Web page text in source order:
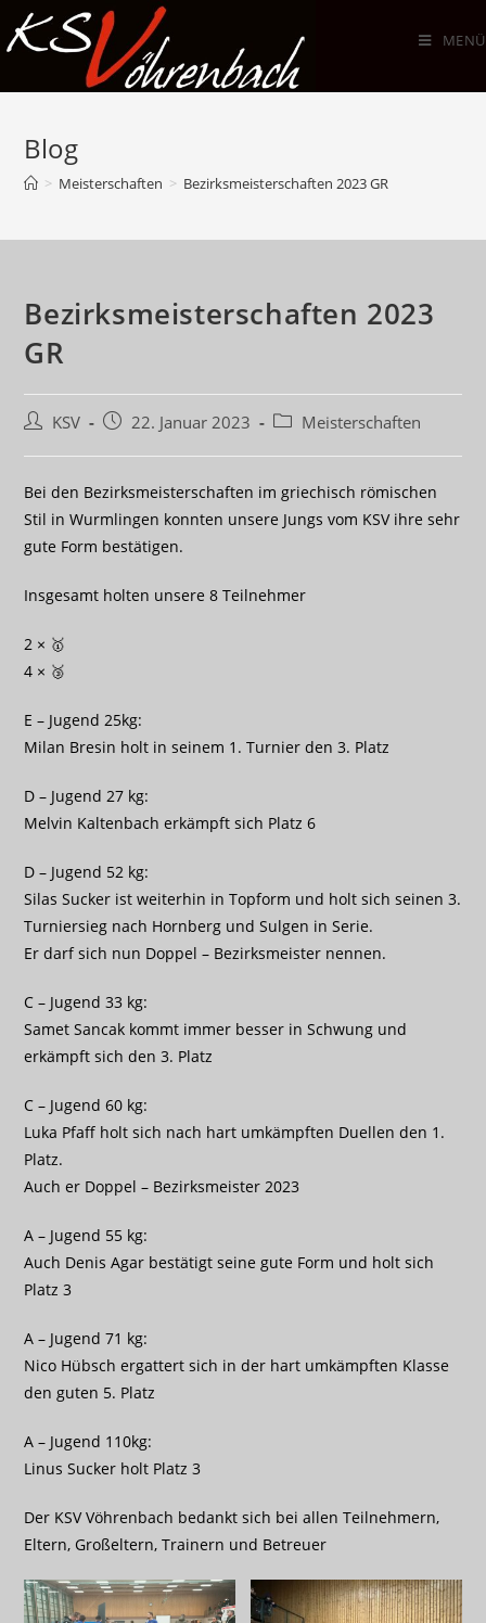
Zum
Inhalt
MENÜ
Blog
> Meisterschaften > Bezirksmeisterschaften 2023 GR
Bezirksmeisterschaften 2023
GR
Beitrags-
KSV
Beitrag22. Januar 2023
Beitrags-
Meisterschaften
Bei den Bezirksmeisterschaften im griechisch römischen
Stil in Wurmlingen konnten unsere Jungs vom KSV ihre sehr
gute Form bestätigen.
Insgesamt holten unsere 8 Teilnehmer
2 × 🥇
4 × 🥉
E – Jugend 25kg:
Milan Bresin holt in seinem 1. Turnier den 3. Platz
D – Jugend 27 kg:
Melvin Kaltenbach erkämpft sich Platz 6
D – Jugend 52 kg:
Silas Sucker ist weiterhin in Topform und holt sich seinen 3.
Turniersieg nach Hornberg und Sulgen in Serie.
Er darf sich nun Doppel – Bezirksmeister nennen.
C – Jugend 33 kg:
Samet Sancak kommt immer besser in Schwung und
erkämpft sich den 3. Platz
C – Jugend 60 kg:
Luka Pfaff holt sich nach hart umkämpften Duellen den 1.
Platz.
Auch er Doppel – Bezirksmeister 2023
A – Jugend 55 kg:
Auch Denis Agar bestätigt seine gute Form und holt sich
Platz 3
A – Jugend 71 kg:
Nico Hübsch ergattert sich in der hart umkämpften Klasse
den guten 5. Platz
A – Jugend 110kg:
Linus Sucker holt Platz 3
Der KSV Vöhrenbach bedankt sich bei allen Teilnehmern,
Eltern, Großeltern, Trainern und Betreuer